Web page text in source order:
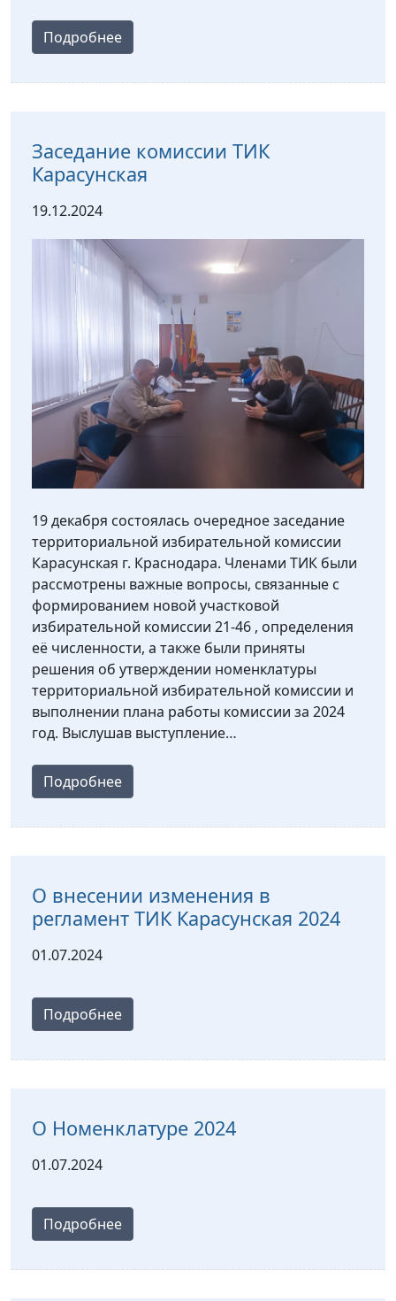
Подробнее
Заседание комиссии ТИК
Карасунская
19.12.2024
19 декабря состоялась очередное заседание
территориальной избирательной комиссии
Карасунская г. Краснодара. Членами ТИК были
рассмотрены важные вопросы, связанные с
формированием новой участковой
избирательной комиссии 21-46 , определения
её численности, а также были приняты
решения об утверждении номенклатуры
территориальной избирательной комиссии и
выполнении плана работы комиссии за 2024
год. Выслушав выступление…
Подробнее
О внесении изменения в
регламент ТИК Карасунская 2024
01.07.2024
Подробнее
О Номенклатуре 2024
01.07.2024
Подробнее